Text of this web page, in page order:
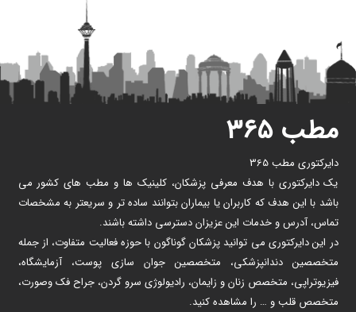
مطب ۳۶۵
دایرکتوری مطب 365
یک دایرکتوری با هدف معرفی پزشکان، کلینیک ها و مطب های کشور می
باشد با این هدف که کاربران یا بیماران بتوانند ساده تر و سریعتر به مشخصات
تماس، آدرس و خدمات این عزیزان دسترسی داشته باشند.
در این دایرکتوری می توانید پزشکان گوناگون با حوزه فعالیت متفاوت، از جمله
متخصصین دندانپزشکی، متخصصین جوان سازی پوست، آزمایشگاه،
فیزیوتراپی، متخصص زنان و زایمان، رادیولوژی سرو گردن، جراح فک وصورت،
متخصص قلب و … را مشاهده کنید.